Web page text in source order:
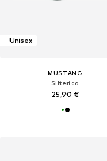
Unisex
MUSTANG
Šilterica
25,90 €